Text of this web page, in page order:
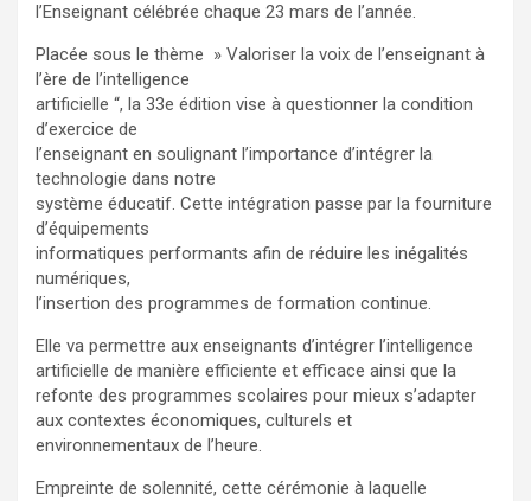
l’Enseignant célébrée chaque 23 mars de l’année.
Placée sous le thème » Valoriser la voix de l’enseignant à
l’ère de l’intelligence
artificielle “, la 33e édition vise à questionner la condition
d’exercice de
l’enseignant en soulignant l’importance d’intégrer la
technologie dans notre
système éducatif. Cette intégration passe par la fourniture
d’équipements
informatiques performants afin de réduire les inégalités
numériques,
l’insertion des programmes de formation continue.
Elle va permettre aux enseignants d’intégrer l’intelligence
artificielle de manière efficiente et efficace ainsi que la
refonte des programmes scolaires pour mieux s’adapter
aux contextes économiques, culturels et
environnementaux de l’heure.
Empreinte de solennité, cette cérémonie à laquelle